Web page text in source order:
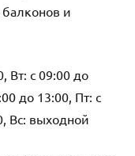
и
Вт: с 09:00 до
до 13:00, Пт: с
Вс: выходной